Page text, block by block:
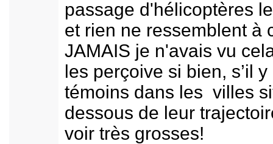
passage d'hélicoptères
et rien ne ressemblent à
JAMAIS je n'avais vu
les perçoive si bien, s’il y
témoins dans les villes
dessous de leur
voir très grosses!